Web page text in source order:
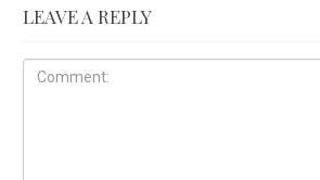
LEAVE A REPLY